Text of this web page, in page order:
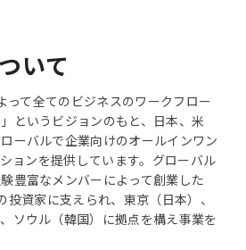
いて
て全てのビジネスのワークフロー
というビジョンのもと、日本、米
ーバルで企業向けのオールインワン
ョンを提供しています。グローバル
豊富なメンバーによって創業した
資家に支えられ、東京（日本）、
ソウル（韓国）に拠点を構え事業を